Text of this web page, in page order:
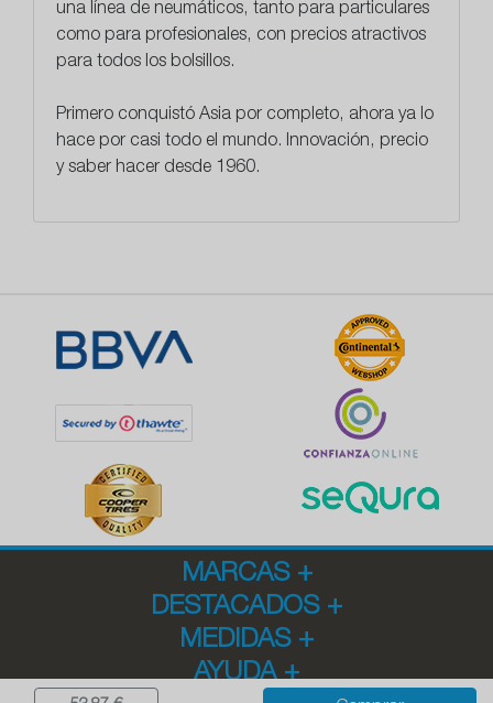
una línea de neumáticos, tanto para particulares
como para profesionales, con precios atractivos
para todos los bolsillos.
Primero conquistó Asia por completo, ahora ya lo
hace por casi todo el mundo. Innovación, precio
y saber hacer desde 1960.
MARCAS +
DESTACADOS +
MEDIDAS +
AYUDA+